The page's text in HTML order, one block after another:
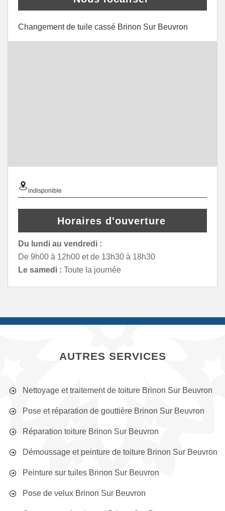
Changement de tuile cassé Brinon Sur Beuvron
indisponible
Horaires d'ouverture
Du lundi au vendredi :
De 9h00 à 12h00 et de 13h30 à 18h30
Le samedi : Toute la journée
AUTRES SERVICES
Nettoyage et traitement de toiture Brinon Sur Beuvron
Pose et réparation de gouttière Brinon Sur Beuvron
Réparation toiture Brinon Sur Beuvron
Démoussage et peinture de toiture Brinon Sur Beuvron
Peinture sur tuiles Brinon Sur Beuvron
Pose de velux Brinon Sur Beuvron